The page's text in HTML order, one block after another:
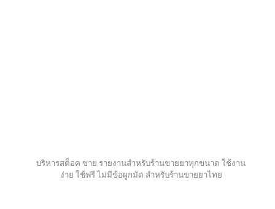
บริหารสต็อค ขาย รายงานสำหรับร้านขายยาทุกขนาด ใช้งาน
ง่าย ใช้ฟรี ไม่มีข้อผูกมัด สำหรับร้านขายยาไทย